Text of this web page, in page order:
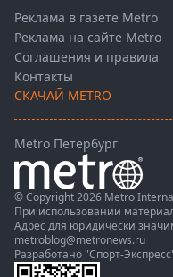
Реклама в газете Metro
Реклама на сайте Metro
Соглашения и правила
Контакты
СКАЧАЙ METRO
Metro Петербург
© Copyright 2026 Metro
При использовании
Адрес для юридически
metroblog@metronews.ru
Разработано "Спорт-